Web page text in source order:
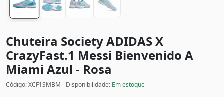
Chuteira Society ADIDAS X
CrazyFast.1 Messi Bienvenido A
Miami Azul - Rosa
Código: XCF1SMBM - Disponibilidade: Em estoque